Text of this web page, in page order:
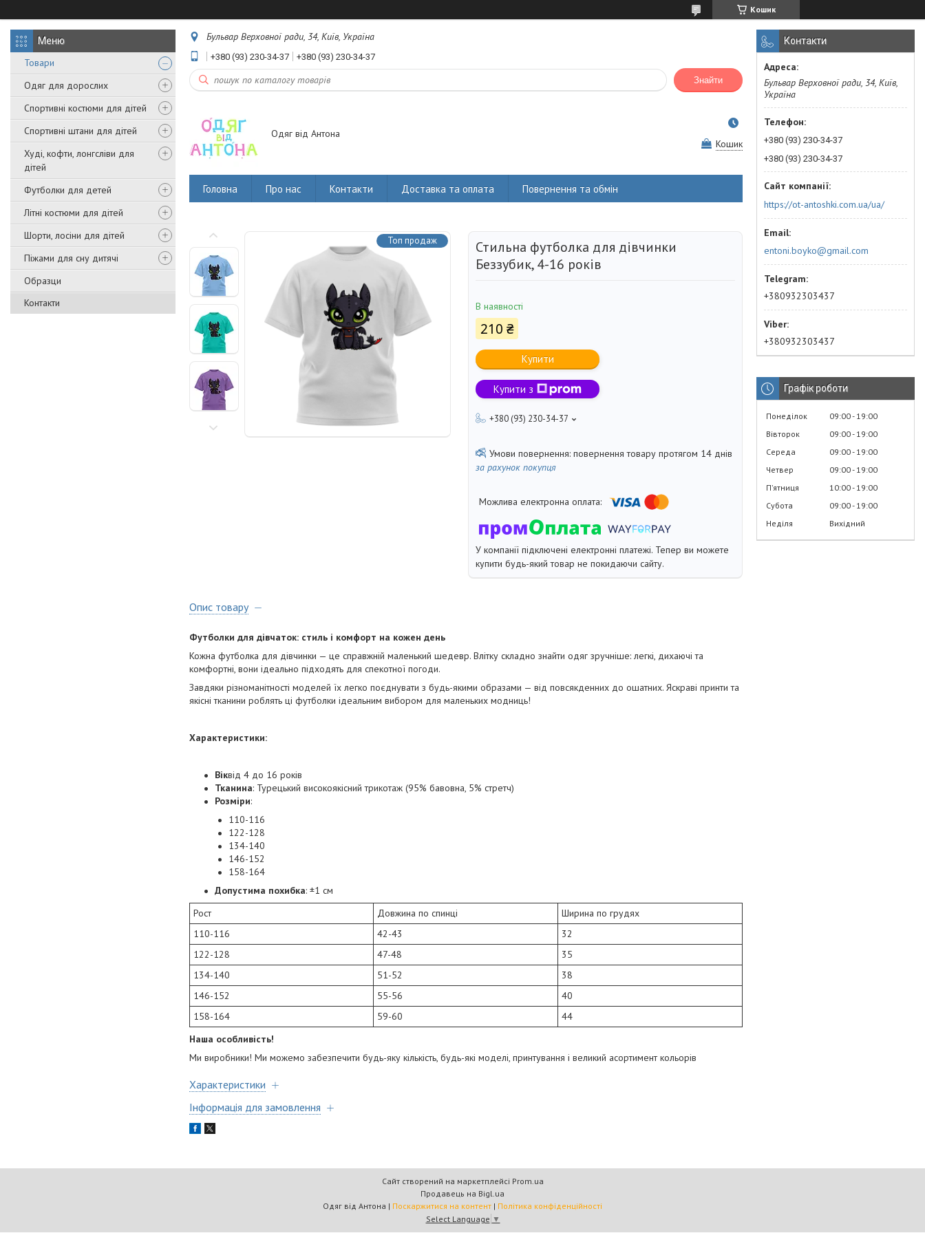
Кошик
Товари
Одяг для дорослих
Спортивні костюми для дітей
Спортивні штани для дітей
Худі, кофти, лонгсліви для
дітей
Футболки для детей
Літні костюми для дітей
Шорти, лосіни для дітей
Піжами для сну дитячі
Образци
Контакти
Бульвар Верховної ради, 34, Київ, Україна
+380 (93) 230-34-37 +380 (93) 230-34-37
Знайти
Одяг від Антона
Кошик
Головна Про нас Контакти Доставка та оплата Повернення та обмін
Топ продаж
Стильна футболка для дівчинки
Беззубик, 4-16 років
В наявності
210 ₴
Купити
Купити з
+380 (93) 230-34-37
повернення товару протягом 14 днів
за рахунок покупця
У компанії підключені електронні платежі. Тепер ви можете
купити будь-який товар не покидаючи сайту.
Опис товару
Футболки для дівчаток: стиль і комфорт на кожен день
Кожна футболка для дівчинки — це справжній маленький шедевр. Влітку складно знайти одяг зручніше: легкі, дихаючі та
комфортні, вони ідеально підходять для спекотної погоди.
Завдяки різноманітності моделей їх легко поєднувати з будь-якими образами — від повсякденних до ошатних. Яскраві принти та
якісні тканини роблять ці футболки ідеальним вибором для маленьких модниць!
Характеристики:
Віквід 4 до 16 років
Тканина: Турецький високоякісний трикотаж (95% бавовна, 5% стретч)
Розміри:
110-116
122-128
134-140
146-152
158-164
Допустима похибка: ±1 см
Рост
Довжина по спинці
Ширина по грудях
110-116
42-43
32
122-128
47-48
35
134-140
51-52
38
146-152
55-56
40
158-164
59-60
44
Наша особливість!
Ми виробники! Ми можемо забезпечити будь-яку кількість, будь-які моделі, принтування і великий асортимент кольорів
Характеристики
Інформація для замовлення
Контакти
Бульвар Верховної ради, 34, Київ,
Україна
+380 (93) 230-34-37
+380 (93) 230-34-37
https://ot-antoshki.com.ua/ua/
entoni.boyko@gmail.com
+380932303437
+380932303437
Графік роботи
Понеділок 09:00 19:00
Вівторок
09:00 19:00
Середа
09:00 19:00
Четвер
09:00 19:00
Пʼятниця
10:00 19:00
Субота
09:00 19:00
Неділя
Вихідний
Сайт створений на маркетплейсі Prom.ua
Продавець на Bigl.ua
Одяг від Антона | Поскаржитися на контент | Політика конфіденційності
Select Language ▼